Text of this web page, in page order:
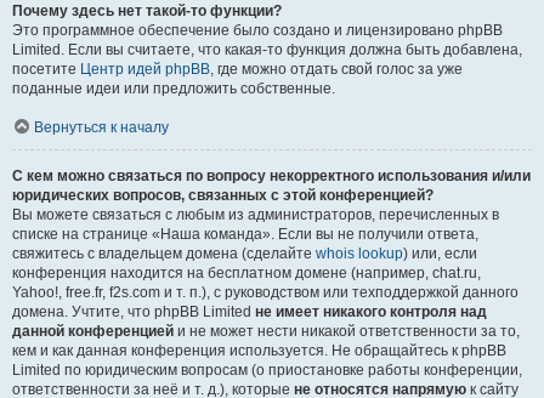
Почему здесь нет такой-то функции?
Это программное обеспечение было создано и лицензировано phpBB
Limited. Если вы считаете, что какая-то функция должна быть добавлена,
посетите Центр идей phpBB, где можно отдать свой голос за уже
поданные идеи или предложить собственные.
Вернуться к началу
С кем можно связаться по вопросу некорректного использования и/или
юридических вопросов, связанных с этой конференцией?
Вы можете связаться с любым из администраторов, перечисленных в
списке на странице «Наша команда». Если вы не получили ответа,
свяжитесь с владельцем домена (сделайте whois lookup) или, если
конференция находится на бесплатном домене (например, chat.ru,
Yahoo!, free.fr, f2s.com и т. п.), с руководством или техподдержкой данного
домена. Учтите, что phpBB Limited не имеет никакого контроля над
данной конференцией и не может нести никакой ответственности за то,
кем и как данная конференция используется. Не обращайтесь к phpBB
Limited по юридическим вопросам (о приостановке работы конференции,
ответственности за неё и т. д.), которые не относятся напрямую к сайту